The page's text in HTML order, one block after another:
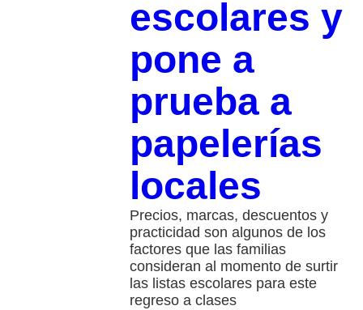
escolares y
pone a
prueba a
papelerías
locales
Precios, marcas, descuentos y
practicidad son algunos de los
factores que las familias
consideran al momento de surtir
las listas escolares para este
regreso a clases